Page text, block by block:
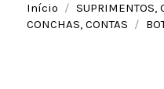
Início
SUPRIMENTOS,
CONCHAS, CONTAS